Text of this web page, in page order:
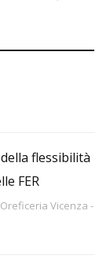
flessibilità
FER
Vicenza -